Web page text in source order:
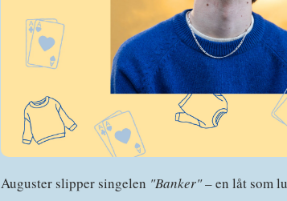
Auguster slipper singelen "Banker"– en låt som